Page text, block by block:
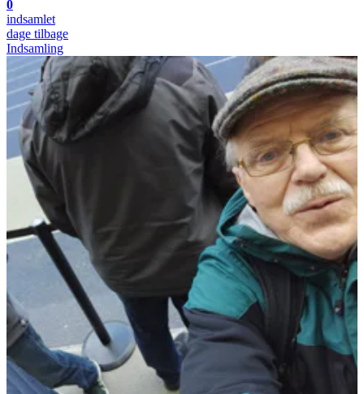
0
indsamlet
dage tilbage
Indsamling